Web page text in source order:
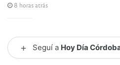
8 horas atrás
+ Seguí a Hoy Día